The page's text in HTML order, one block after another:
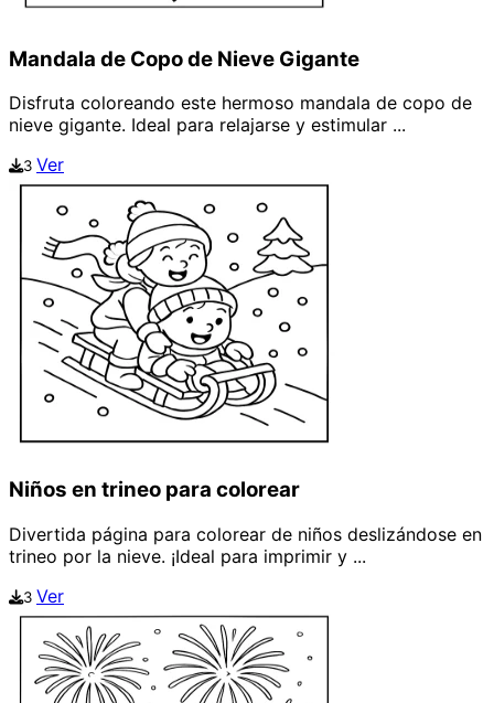
Mandala de Copo de Nieve Gigante
Disfruta coloreando este hermoso mandala de copo de
nieve gigante. Ideal para relajarse y estimular ...
3 Ver
Niños en trineo para colorear
Divertida página para colorear de niños deslizándose en
trineo por la nieve. ¡Ideal para imprimir y ...
3 Ver